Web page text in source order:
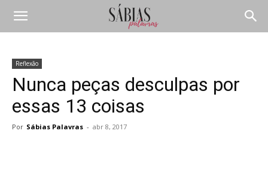
Reflexão
Nunca peças desculpas por
essas 13 coisas
Por Sábias Palavras - abr 8, 2017